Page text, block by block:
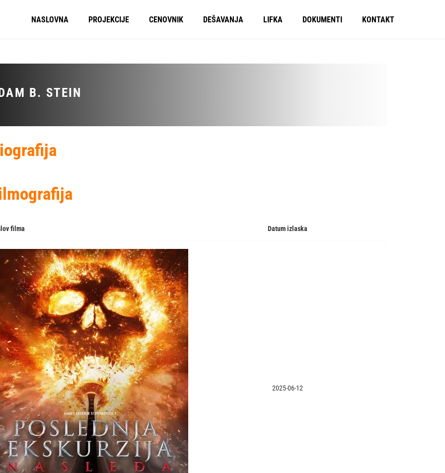
NASLOVNA PROJEKCIJE CENOVNIK DEŠAVANJA LIFKA DOKUMENTI KONTAKT
B. STEIN
filma Datum izlaska
2025-06-12